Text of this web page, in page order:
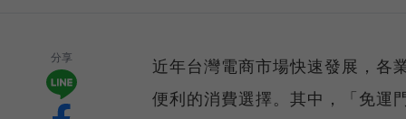
分享
近年台灣電商市場快速發展，各
便利的消費選擇。其中，「免運